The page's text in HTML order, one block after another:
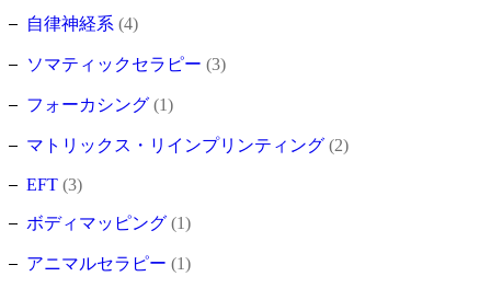
自律神経系 (4)
ソマティックセラピー (3)
フォーカシング (1)
マトリックス・リインプリンティング (2)
EFT (3)
ボディマッピング (1)
アニマルセラピー (1)